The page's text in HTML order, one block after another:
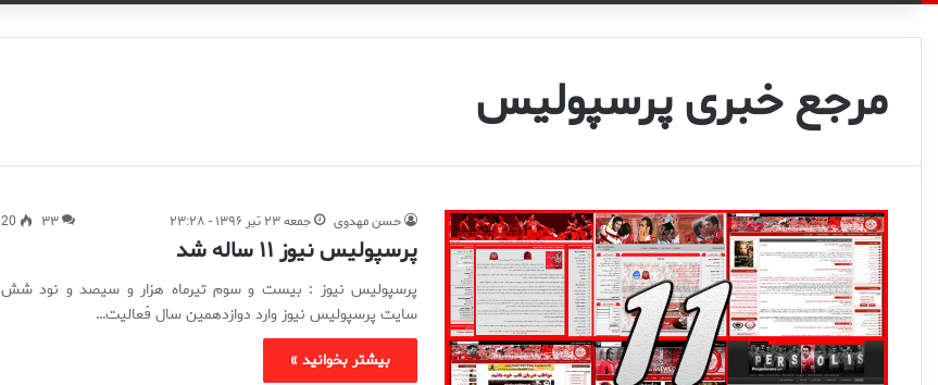
مرجع خبری پرسپولیس
حسن مهدوی جمعه ۲۳ تیر ۱۳۹۶ - ۲۳:۲۸ ۳۳ 20
پرسپولیس نیوز ۱۱ ساله شد
پرسپولیس نیوز : بیست و سوم تیرماه هزار و سیصد و نود شش
سایت پرسپولیس نیوز وارد دوازدهمین سال فعالیت…
بیشتر بخوانید »